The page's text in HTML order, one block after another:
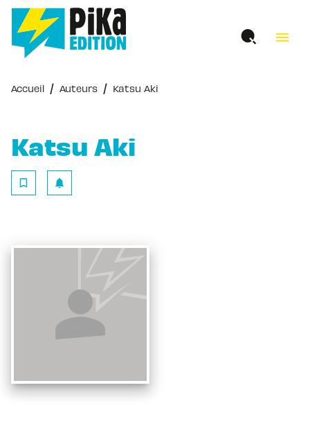
MENU RECHERCHE
PIED DE PAGE
menu
Accueil / Auteurs / Katsu Aki
Katsu Aki
bookmark_border notifications